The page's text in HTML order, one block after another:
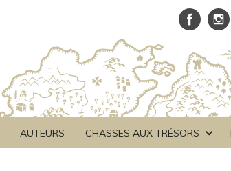
CHASSES AUX TRÉSORS
AUTEURS